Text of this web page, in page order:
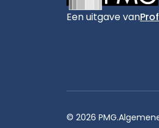
Een uitgave van
© 2026 PMG.